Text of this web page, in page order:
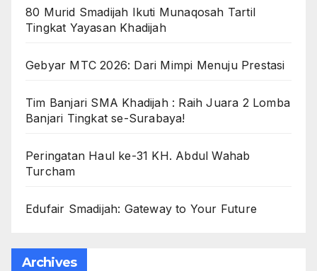
80 Murid Smadijah Ikuti Munaqosah Tartil
Tingkat Yayasan Khadijah
Gebyar MTC 2026: Dari Mimpi Menuju Prestasi
Tim Banjari SMA Khadijah : Raih Juara 2 Lomba
Banjari Tingkat se-Surabaya!
Peringatan Haul ke-31 KH. Abdul Wahab
Turcham
Edufair Smadijah: Gateway to Your Future
Archives